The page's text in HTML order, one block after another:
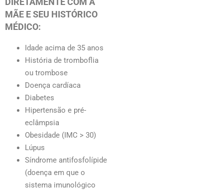
MÃE E SEU HISTÓRICO
MÉDICO:
Idade acima de 35 anos
História de tromboflia
ou trombose
Doença cardíaca
Diabetes
Hipertensão e pré-
eclâmpsia
Obesidade (IMC > 30)
Lúpus
Síndrome antifosfolípide
(doença em que o
sistema imunológico